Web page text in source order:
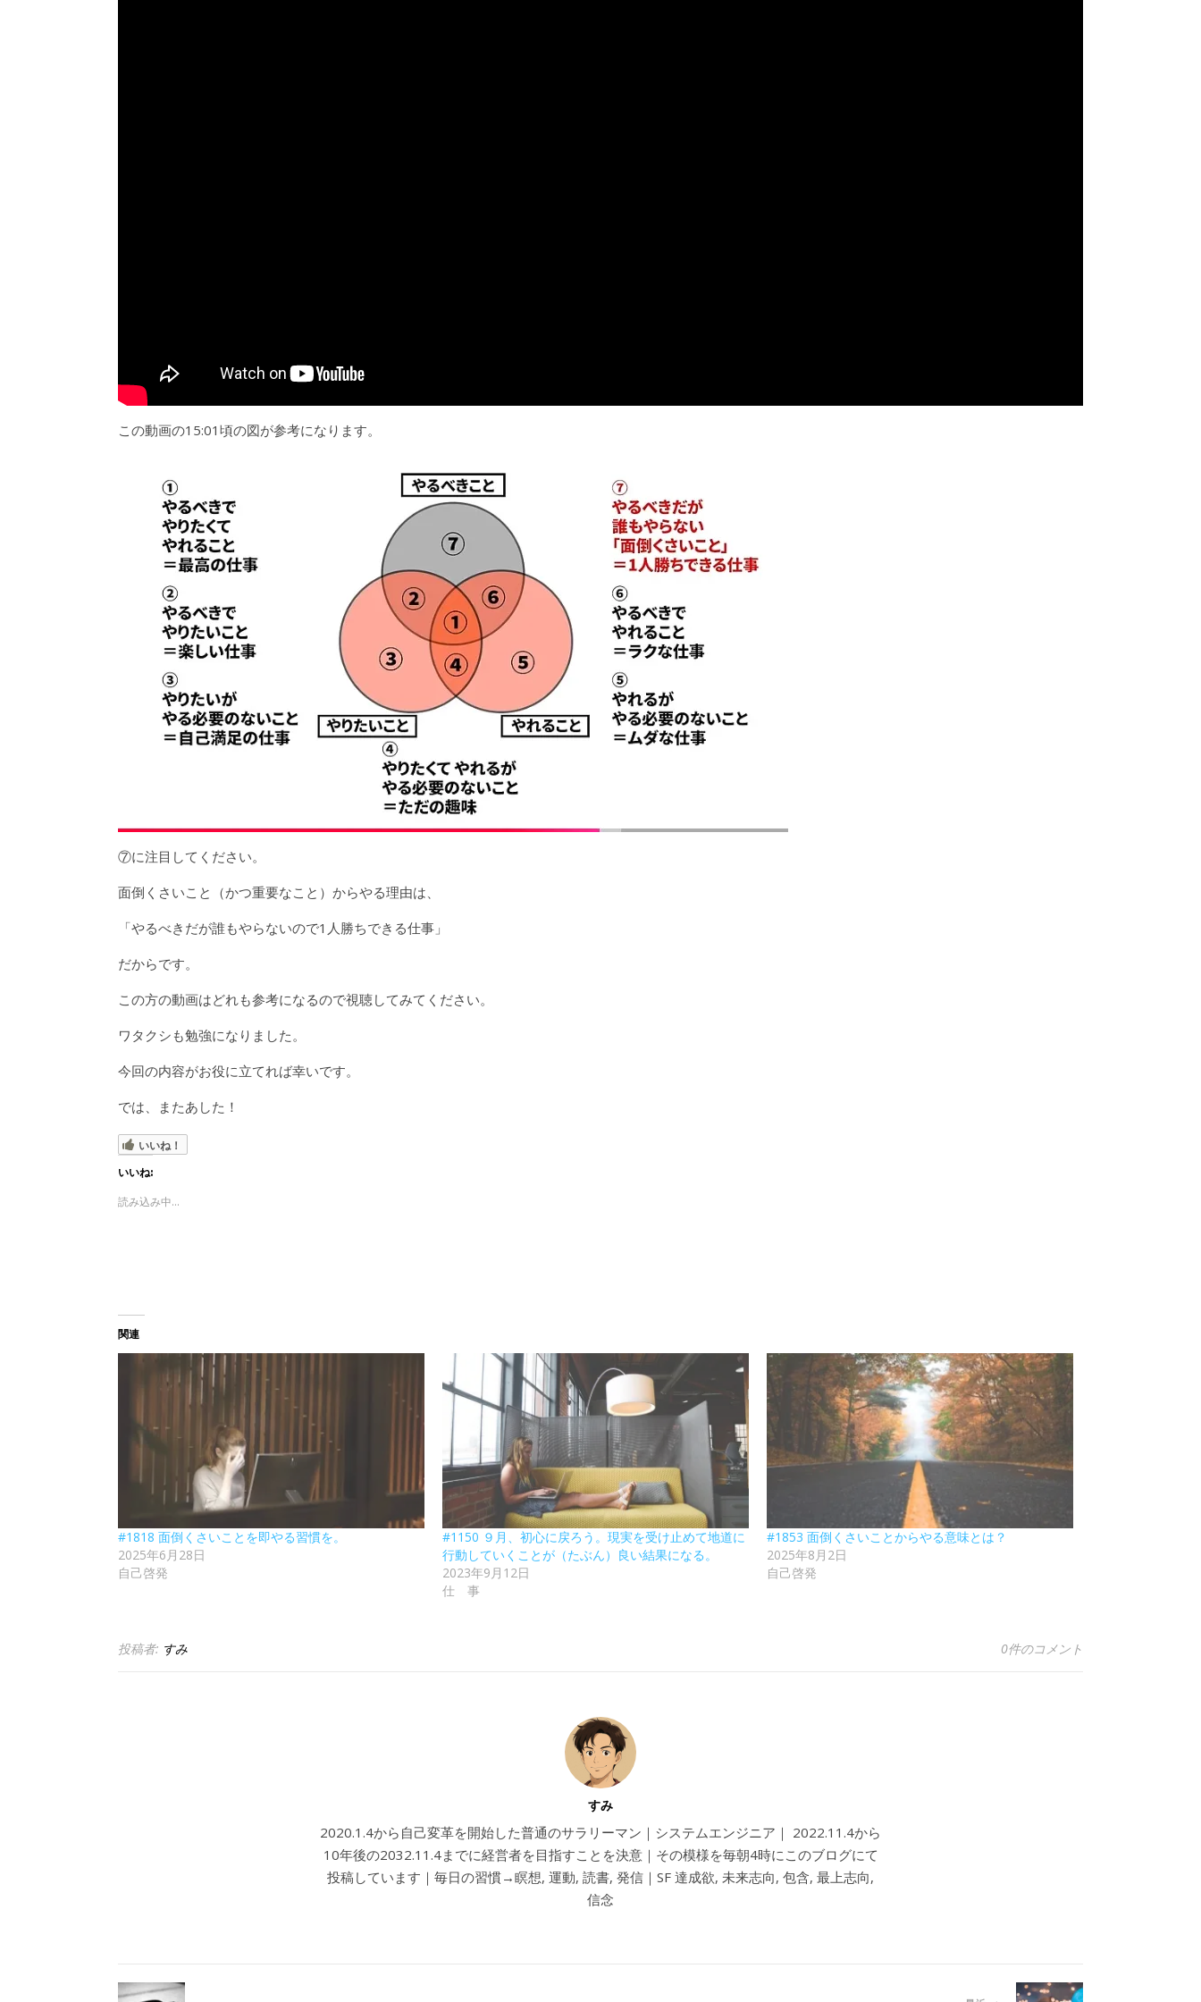
この動画の15:01頃の図が参考になります。
⑦に注目してください。
面倒くさいこと（かつ重要なこと）からやる理由は、
「やるべきだが誰もやらないので1人勝ちできる仕事」
だからです。
この方の動画はどれも参考になるので視聴してみてください。
ワタクシも勉強になりました。
今回の内容がお役に立てれば幸いです。
では、またあした！
いいね！
いいね:
読み込み中...
関連
#1818 面倒くさいことを即やる習慣を。
2025年6月28日
自己啓発
#1150 ９月、初心に戻ろう。現実を受け止めて地道に
行動していくことが（たぶん）良い結果になる。
2023年9月12日
仕 事
#1853 面倒くさいことからやる意味とは？
2025年8月2日
自己啓発
投稿者: すみ 0件のコメント
すみ
2020.1.4から自己変革を開始した普通のサラリーマン｜システムエンジニア｜ 2022.11.4から
10年後の2032.11.4までに経営者を目指すことを決意｜その模様を毎朝4時にこのブログにて
投稿しています｜毎日の習慣→瞑想, 運動, 読書, 発信｜SF 達成欲, 未来志向, 包含, 最上志向,
信念